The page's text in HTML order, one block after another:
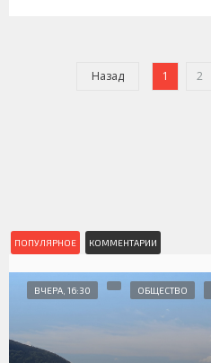
Назад 1 2
ПОПУЛЯРНОЕ КОММЕНТАРИИ
ВЧЕРА, 16:30 ОБЩЕСТВО